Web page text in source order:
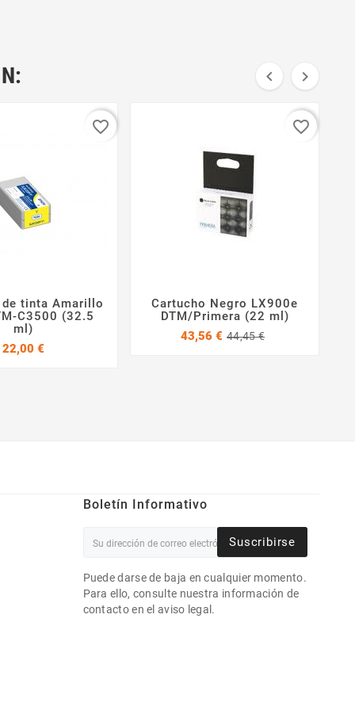
 

tinta Amarillo
C3500 (32.5
ml)
22,00 €
favorite_border
 
Cartucho Negro LX900e
DTM/Primera (22 ml)
43,56 € 44,45 €
favorite_border
Boletín Informativo
Suscribirse
Puede darse de baja en cualquier momento.
Para ello, consulte nuestra información de
contacto en el aviso legal.